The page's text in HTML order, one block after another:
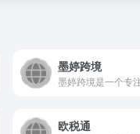
墨婷跨境
欧税通